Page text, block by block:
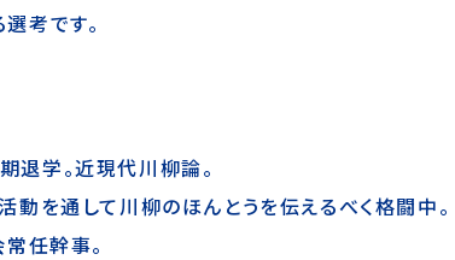
考です。
学。近現代川柳論。
を通して川柳のほんとうを伝えるべく格闘中。
任幹事。